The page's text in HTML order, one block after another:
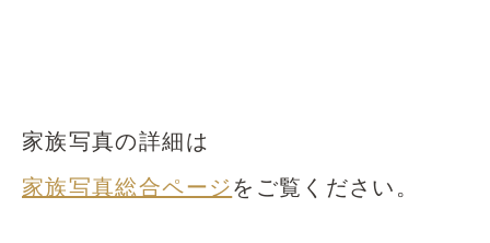
家族写真の詳細は
家族写真総合ページをご覧ください。